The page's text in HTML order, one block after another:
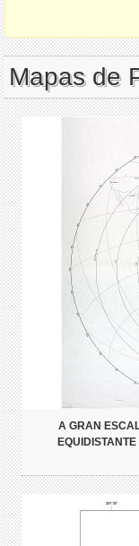
Mapas de
A GRAN